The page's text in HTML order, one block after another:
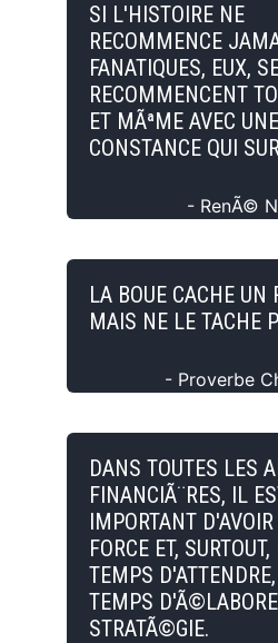
SI L'HISTOIRE NE
RECOMMENCE
FANATIQUES, EUX,
RECOMMENCENT
ET MÃªME AVEC UNE
CONSTANCE QUI
- RenÃ©
LA BOUE CACHE UN
MAIS NE LE TACHE
- Proverbe
DANS TOUTES LES
FINANCIÃ¨RES, IL
IMPORTANT
FORCE ET, SURTOUT,
TEMPS
TEMPS
STRATÃ©GIE.